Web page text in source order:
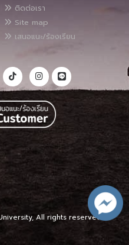
ติดต่อเรา
Site map
เสนอแนะ/ร้องเรียน
All rights reserved.